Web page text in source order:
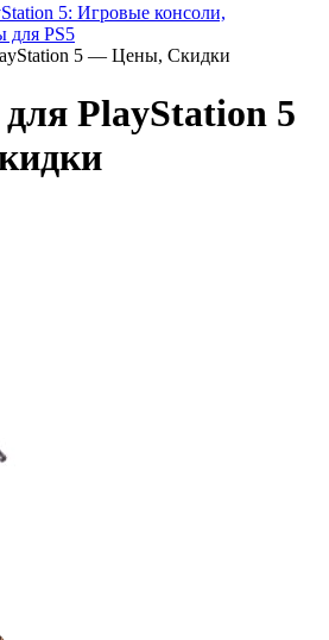
5: Игровые консоли,
для PS5
5 — Цены, Скидки
PlayStation 5